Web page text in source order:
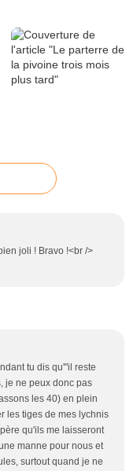
joli ! Bravo !<br />
tu dis qu'"il reste
je ne peux donc pas
les 40) en plein
les tiges de mes lychnis
qu'ils me laisseront
manne pour nous et
surtout quand je ne